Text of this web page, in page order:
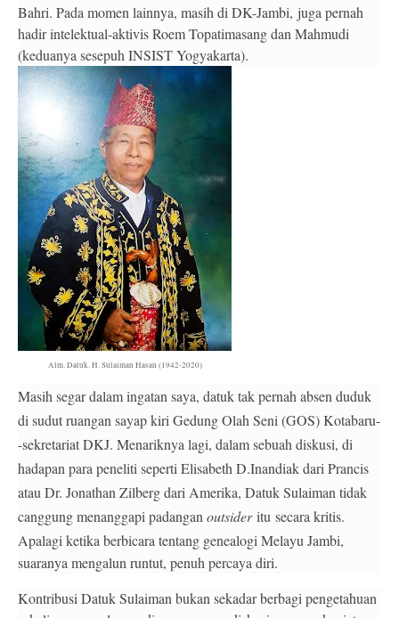
Bahri. Pada momen lainnya, masih di DK-Jambi, juga pernah
hadir intelektual-aktivis Roem Topatimasang dan Mahmudi
(keduanya sesepuh INSIST Yogyakarta).
Alm. Datuk. H. Sulaiman Hasan (1942-2020)
Masih segar dalam ingatan saya, datuk tak pernah absen duduk
di sudut ruangan sayap kiri Gedung Olah Seni (GOS) Kotabaru-
-sekretariat DKJ. Menariknya lagi, dalam sebuah diskusi, di
hadapan para peneliti seperti Elisabeth D.Inandiak dari Prancis
atau Dr. Jonathan Zilberg dari Amerika, Datuk Sulaiman tidak
canggung menanggapi padangan outsideritu secara kritis.
Apalagi ketika berbicara tentang genealogi Melayu Jambi,
suaranya mengalun runtut, penuh percaya diri.
Kontribusi Datuk Sulaiman bukan sekadar berbagi pengetahuan